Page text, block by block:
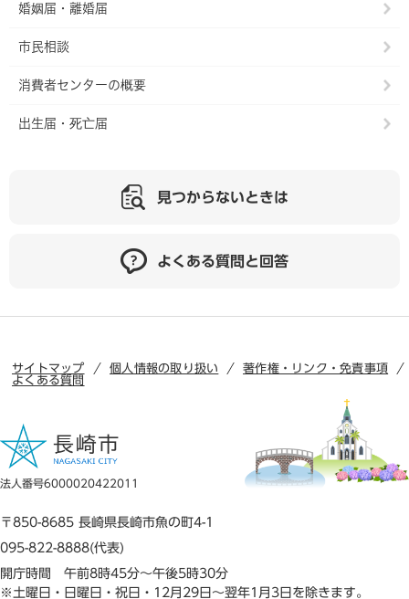
婚姻届・離婚届
市民相談
消費者センターの概要
出生届・死亡届
見つからないときは
よくある質問と回答
サイトマップ 個人情報の取り扱い
著作権・リンク・免責事項
よくある質問
法人番号6000020422011
〒850-8685 長崎県長崎市魚の町4-1
095-822-8888(代表)
開庁時間 午前8時45分～午後5時30分
※土曜日・日曜日・祝日・12月29日～翌年1月3日を除きます。